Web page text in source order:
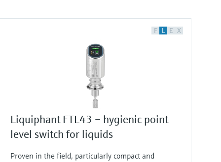
F L E X
Liquiphant FTL43 – hygienic point
level switch for liquids
Proven in the field, particularly compact and